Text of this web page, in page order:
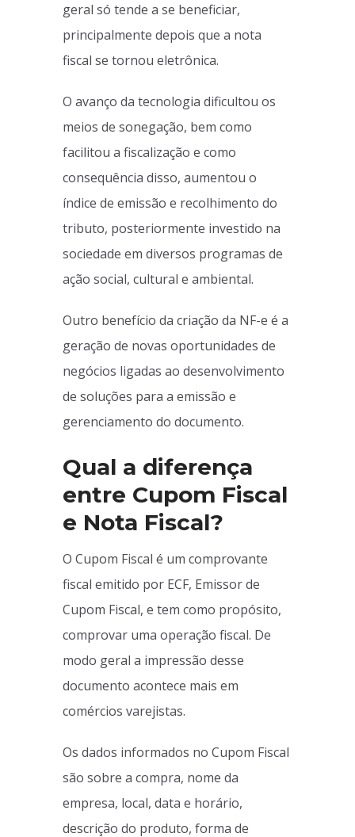
geral só tende a se beneficiar,
principalmente depois que a nota
fiscal se tornou eletrônica.
O avanço da tecnologia dificultou os
meios de sonegação, bem como
facilitou a fiscalização e como
consequência disso, aumentou o
índice de emissão e recolhimento do
tributo, posteriormente investido na
sociedade em diversos programas de
ação social, cultural e ambiental.
Outro benefício da criação da NF-e é a
geração de novas oportunidades de
negócios ligadas ao desenvolvimento
de soluções para a emissão e
gerenciamento do documento.
Qual a diferença
entre Cupom Fiscal
e Nota Fiscal?
O Cupom Fiscal é um comprovante
fiscal emitido por ECF, Emissor de
Cupom Fiscal, e tem como propósito,
comprovar uma operação fiscal. De
modo geral a impressão desse
documento acontece mais em
comércios varejistas.
Os dados informados no Cupom Fiscal
são sobre a compra, nome da
empresa, local, data e horário,
descrição do produto, forma de